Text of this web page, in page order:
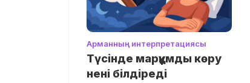
Арманның интерпретациясы
Түсінде марқұмды көру
нені білдіреді